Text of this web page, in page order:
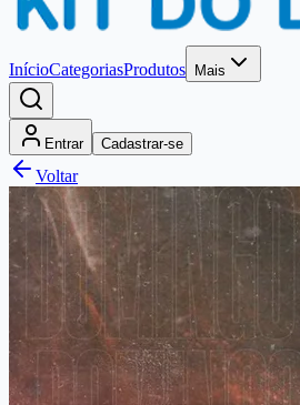
InícioCategoriasProdutos Mais
Entrar Cadastrar-se
Voltar